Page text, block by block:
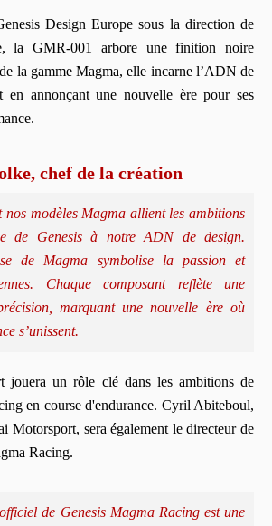
Design Europe sous la direction de
la GMR-001 arbore une finition noire
la gamme Magma, elle incarne l’ADN de
en annonçant une nouvelle ère pour ses
chef de la création
nos modèles Magma allient les ambitions
de Genesis à notre ADN de design.
de Magma symbolise la passion et
Chaque composant reflète une
marquant une nouvelle ère où
s’unissent.
jouera un rôle clé dans les ambitions de
en course d'endurance. Cyril Abiteboul,
Motorsport, sera également le directeur de
Racing.
de Genesis Magma Racing est une